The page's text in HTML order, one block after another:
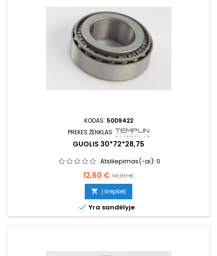
KODAS: 5009422
PREKĖS ŽENKLAS:
GUOLIS 30*72*28,75
Atsiliepimas(-ai): 0
Kaina
12,60 € Bazinė
kaina
14,00 €
 Į krepšelį
 Yra sandėlyje